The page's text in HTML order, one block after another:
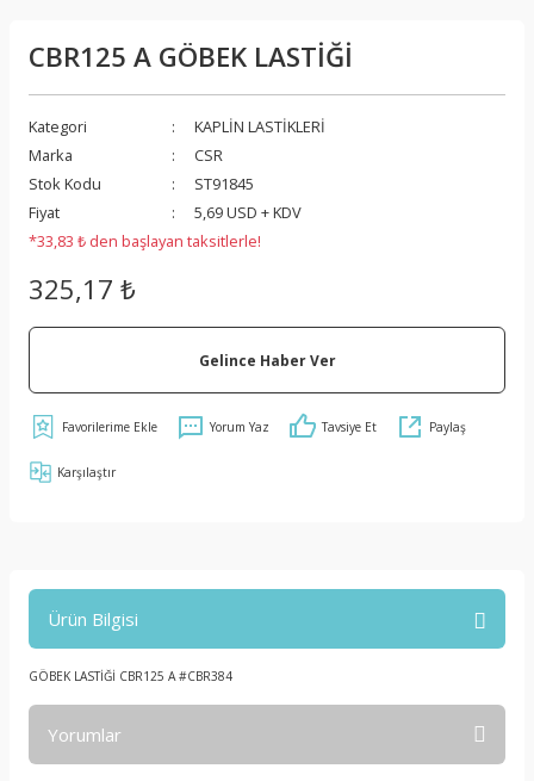
CBR125 A GÖBEK LASTİĞİ
Kategori
KAPLİN LASTİKLERİ
Marka
CSR
Stok Kodu
ST91845
Fiyat
5,69 USD + KDV
*33,83 ₺ den başlayan taksitlerle!
325,17 ₺
Gelince Haber Ver
Yorum Yaz Tavsiye Et Paylaş
Karşılaştır
Ürün Bilgisi
GÖBEK LASTİĞİ CBR125 A #CBR384
Yorumlar